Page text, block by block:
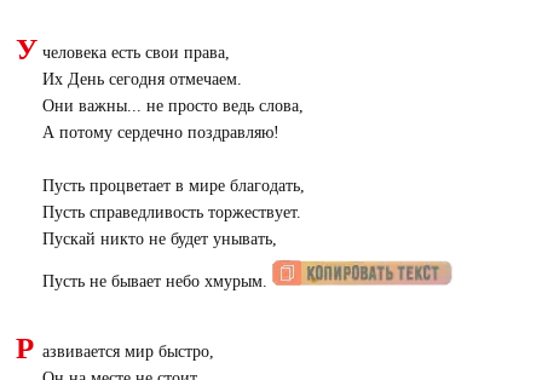
У человека есть свои права,
Их День сегодня отмечаем.
Они важны... не просто ведь слова,
А потому сердечно поздравляю!
Пусть процветает в мире благодать,
Пусть справедливость торжествует.
Пускай никто не будет унывать,
Пусть не бывает небо хмурым.
Р азвивается мир быстро,